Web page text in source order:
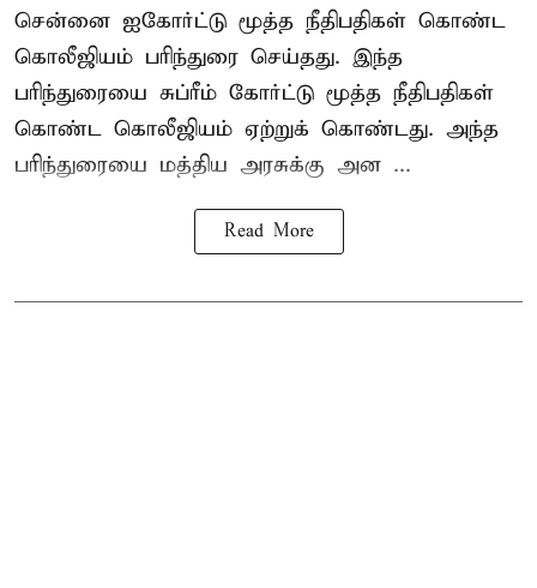
சென்னை ஐகோர்ட்டு மூத்த நீதிபதிகள் கொண்ட
கொலீஜியம் பரிந்துரை செய்தது. இந்த
பரிந்துரையை சுப்ரீம் கோர்ட்டு மூத்த நீதிபதிகள்
கொண்ட கொலீஜியம் ஏற்றுக் கொண்டது. அந்த
பரிந்துரையை மத்திய அரசுக்கு அன ...
Read More